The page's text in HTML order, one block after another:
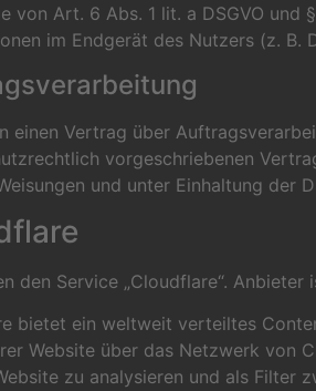
von Art. 6 Abs. 1 lit. a DSGVO
im Endgerät des Nutzers (z. B.
einen Vertrag über
vorgeschriebenen
und unter Einhaltung der
den Service „Cloudflare“. Anbieter
bietet ein weltweit verteiltes
Website über das Netzwerk von
zu analysieren und als Filter